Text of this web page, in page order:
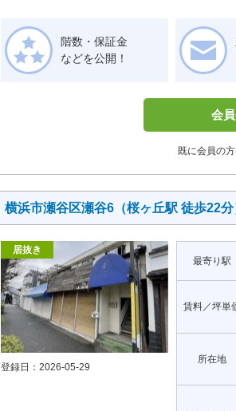
階数・保証金
などを公開！
会
既に会員の
横浜市瀬谷区瀬谷6（桜ヶ丘駅 徒歩22
居抜き
登録日：2026-05-29
最寄り駅
賃料／坪単
所在地